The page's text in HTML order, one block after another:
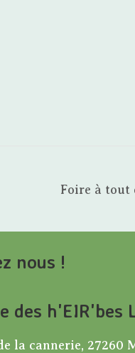
Foire à tout
nous !
des h'EIR'bes
la cannerie, 27260